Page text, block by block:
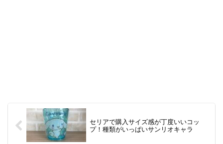
セリアで購入サイズ感が丁度いいコッ
プ！種類がいっぱいサンリオキャラ